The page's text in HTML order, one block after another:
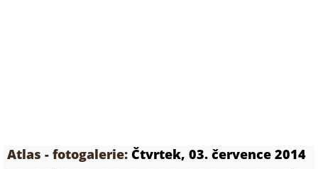
Atlas - fotogalerie: Čtvrtek, 03. července 2014